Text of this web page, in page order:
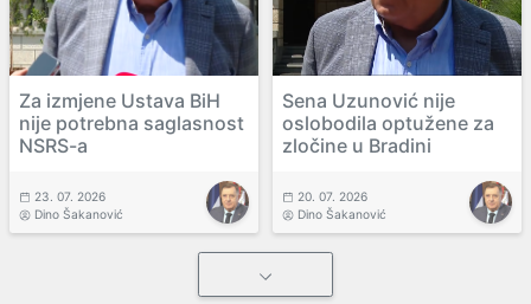
Za izmjene Ustava BiH
nije potrebna saglasnost
NSRS-a
23. 07. 2026
Dino Šakanović
Sena Uzunović nije
oslobodila optužene za
zločine u Bradini
20. 07. 2026
Dino Šakanović